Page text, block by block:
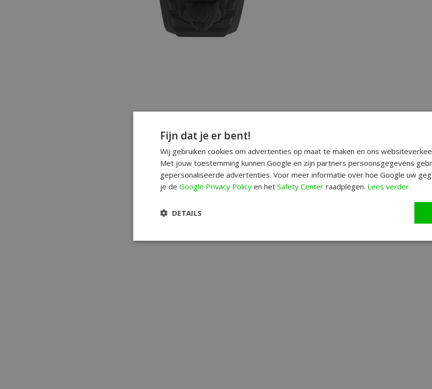
Fijn dat je er bent!
Wij gebruiken cookies om advertenties op maat te maken en ons
Met jouw toestemming kunnen Google en zijn partners persoonsgegevens
gepersonaliseerde advertenties. Voor meer informatie over hoe Google uw
je de Google Privacy Policy en het Safety Center raadplegen. Lees verder.
DETAILS